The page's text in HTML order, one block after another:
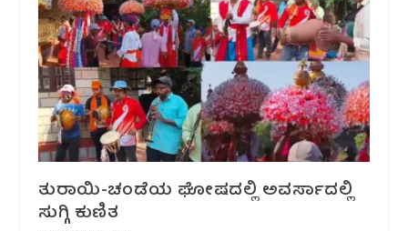
ತುರಾಯಿ-ಚಂಡೆಯ ಘೋಷದಲ್ಲಿ ಅವರ್ಸಾದಲ್ಲಿ
ಸುಗ್ಗಿ ಕುಣಿತ